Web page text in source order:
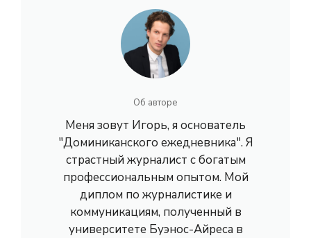
Об авторе
Меня зовут Игорь, я основатель
"Доминиканского ежедневника". Я
страстный журналист с богатым
профессиональным опытом. Мой
диплом по журналистике и
коммуникациям, полученный в
университете Буэнос-Айреса в